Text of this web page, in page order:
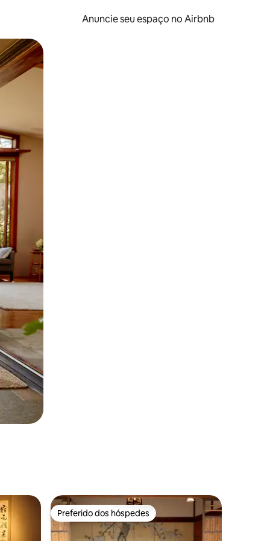
Anuncie seu espaço no Airbnb
o dedo na tela.
hóspedes Preferido dos hóspedes
Preferido dos hóspedes